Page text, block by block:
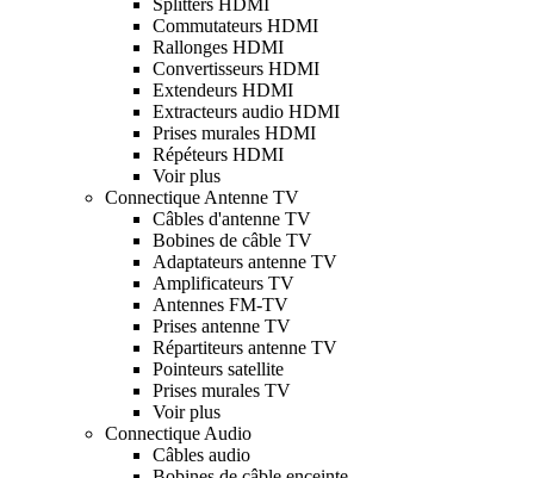
Commutateurs HDMI
Rallonges HDMI
Convertisseurs HDMI
Extendeurs HDMI
Extracteurs audio HDMI
Prises murales HDMI
Répéteurs HDMI
Voir plus
Connectique Antenne TV
Câbles d'antenne TV
Bobines de câble TV
Adaptateurs antenne TV
Amplificateurs TV
Antennes FM-TV
Prises antenne TV
Répartiteurs antenne TV
Pointeurs satellite
Prises murales TV
Voir plus
Connectique Audio
Câbles audio